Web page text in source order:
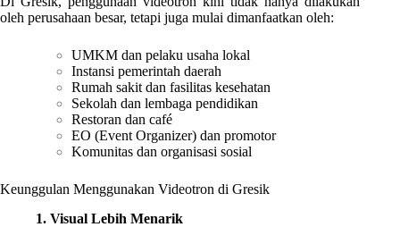
oleh perusahaan besar, tetapi juga mulai dimanfaatkan oleh:
UMKM dan pelaku usaha lokal
Instansi pemerintah daerah
Rumah sakit dan fasilitas kesehatan
Sekolah dan lembaga pendidikan
Restoran dan café
EO (Event Organizer) dan promotor
Komunitas dan organisasi sosial
Keunggulan Menggunakan Videotron di Gresik
1. Visual Lebih Menarik